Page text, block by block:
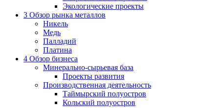
Экологические проекты
3 Обзор рынка металлов
Никель
Медь
Палладий
Платина
4 Обзор бизнеса
Минерально-сырьевая база
Проекты развития
Производственная деятельность
Таймырский полуостров
Кольский полуостров